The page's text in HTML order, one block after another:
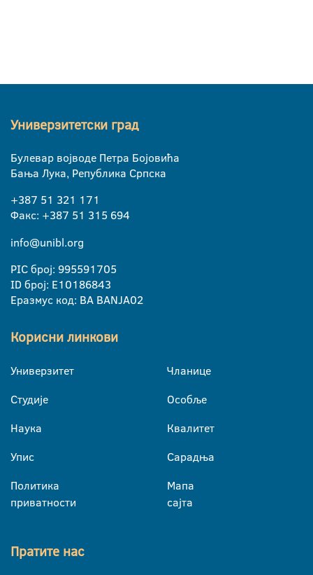
Универзитетски град
Булевар војводе Петра Бојовића
Бања Лука, Република Српска
+387 51 321 171
Факс: +387 51 315 694
info@unibl.org
PIC број: 995591705
ID број: E10186843
Еразмус код: BA BANJA02
Корисни линкови
Универзитет
Студије
Наука
Упис
Политика
приватности
Чланице
Особље
Квалитет
Сарадња
Мапа
сајта
Пратите нас